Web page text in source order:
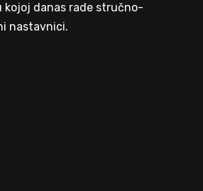
kojoj danas rade stručno-
nastavnici.